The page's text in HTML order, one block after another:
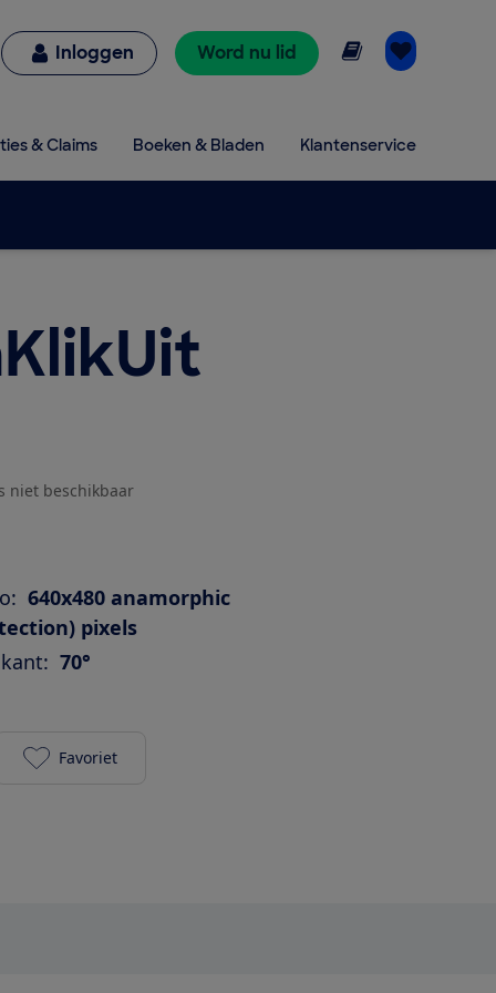
Inloggen Word nu lid Online lezen
& Claims Boeken & Bladen Klantenservice
niet beschikbaar
640x480 anamorphic
pixels
70°
KlikAanKlikUit IPCAM-3000 toevoegen aan je
Favoriet